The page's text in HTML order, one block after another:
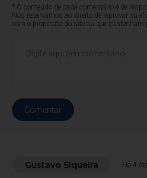
* O conteúdo de cada comentário é de
Nos reservamos ao direito de reprovar ou
com o propósito do site ou que contenham
Comentar
Gustavo Siqueira Há 4